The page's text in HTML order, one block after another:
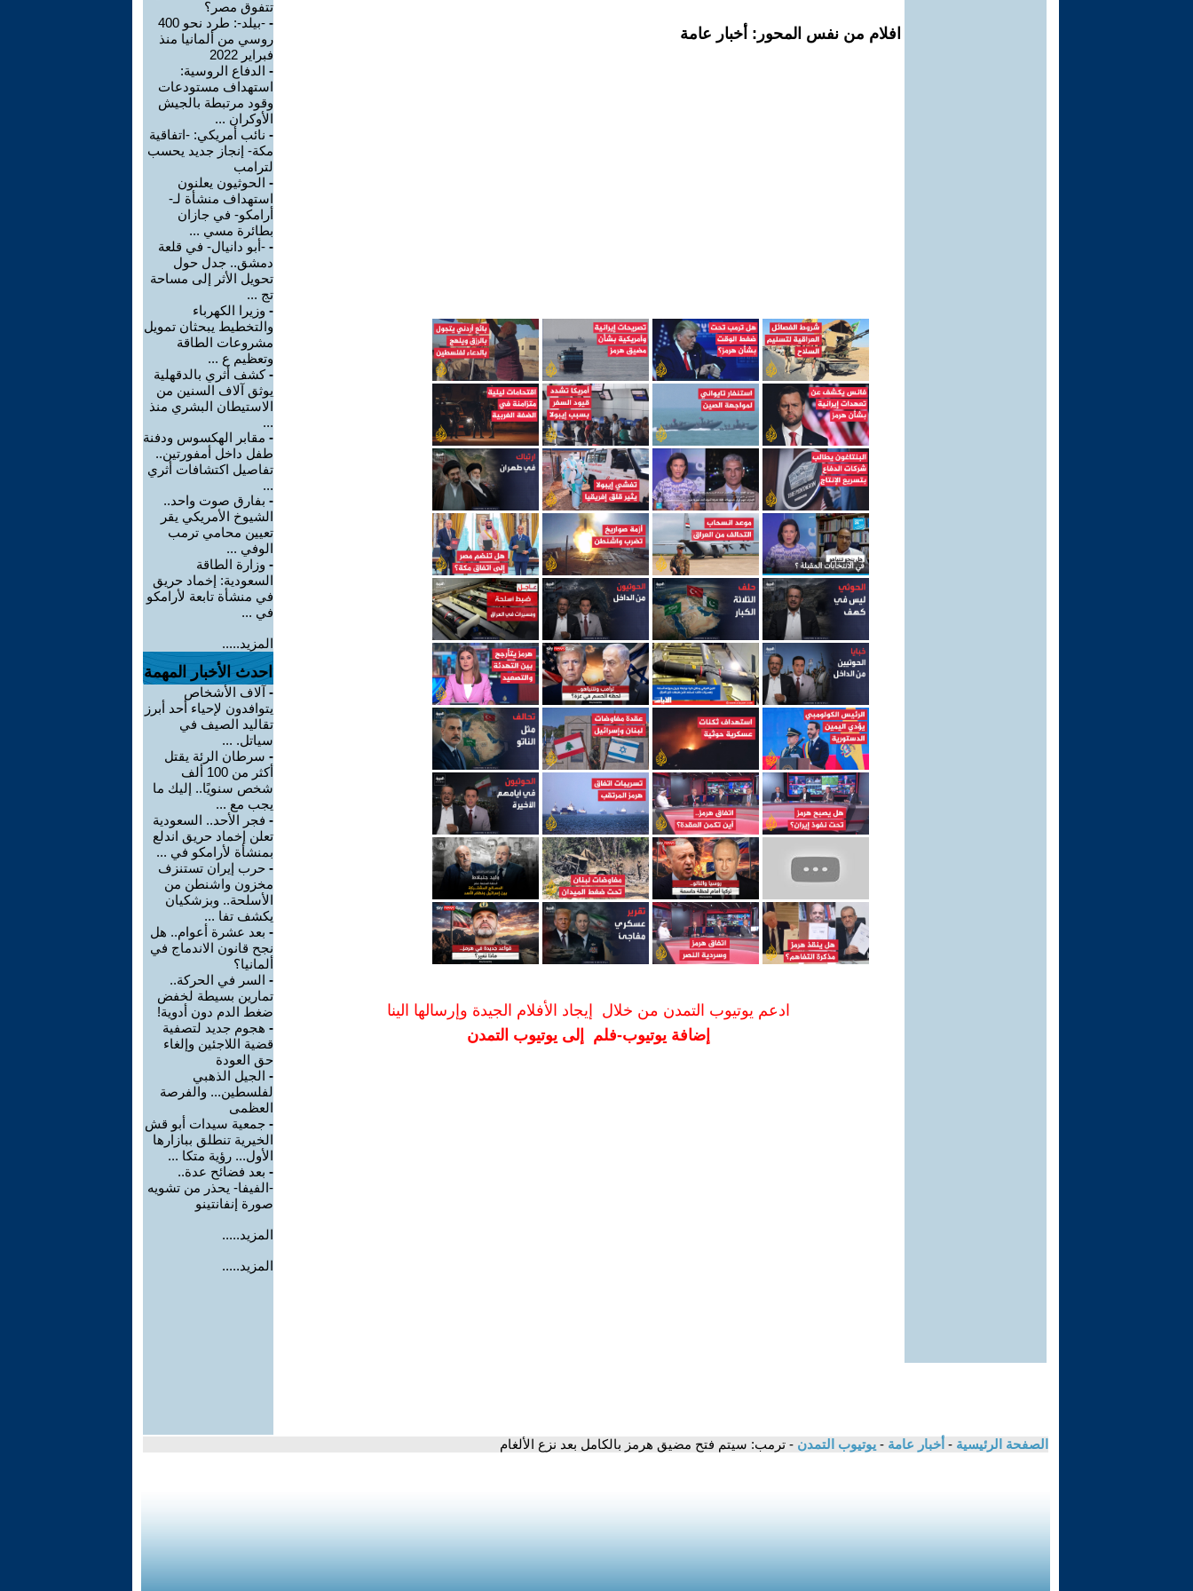
افلام من نفس المحور: أخبار عامة
ادعم يوتيوب التمدن من خلال إيجاد الأفلام الجيدة وإرسالها الينا
إضافة يوتيوب-فلم إلى يوتيوب التمدن
تتفوق مصر؟
-
-بيلد-: طرد نحو 400
روسي من ألمانيا منذ
فبراير 2022
- الدفاع الروسية:
استهداف مستودعات
وقود مرتبطة بالجيش
الأوكران ...
- نائب أمريكي: -اتفاقية
مكة- إنجاز جديد يحسب
لترامب
- الحوثيون يعلنون
استهداف منشأة لـ-
أرامكو- في جازان
بطائرة مسي ...
- -أبو دانيال- في قلعة
دمشق.. جدل حول
تحويل الأثر إلى مساحة
تج ...
- وزيرا الكهرباء
والتخطيط يبحثان تمويل
مشروعات الطاقة
وتعظيم ع ...
-كشف أثري بالدقهلية
يوثق آلاف السنين من
الاستيطان البشري منذ
...
- مقابر الهكسوس ودفنة
طفل داخل أمفورتين..
تفاصيل اكتشافات أثري
...
- بفارق صوت واحد..
الشيوخ الأمريكي يقر
تعيين محامي ترمب
الوفي ...
- وزارة الطاقة
السعودية: إخماد حريق
في منشأة تابعة لأرامكو
في ...
المزيد.....
احدث الأخبار المهمة
- آلاف الأشخاص
يتوافدون لإحياء أحد أبرز
تقاليد الصيف في
سياتل. ...
- سرطان الرئة يقتل
أكثر من 100 ألف
شخص سنويًا.. إليك ما
يجب مع ...
- فجر الأحد.. السعودية
تعلن إخماد حريق اندلع
بمنشأة لأرامكو في ...
- حرب إيران تستنزف
مخزون واشنطن من
الأسلحة.. وبزشكيان
يكشف تفا ...
- بعد عشرة أعوام.. هل
نجح قانون الاندماج في
ألمانيا؟
- السر في الحركة..
تمارين بسيطة لخفض
ضغط الدم دون أدوية!
- هجوم جديد لتصفية
قضية اللاجئين وإلغاء
حق العودة
- الجيل الذهبي
لفلسطين... والفرصة
العظمى
- جمعية سيدات أبو قش
الخيرية تنطلق ببازارها
الأول... رؤية متكا ...
- بعد فضائح عدة..
-الفيفا- يحذر من تشويه
صورة إنفانتينو
المزيد.....
المزيد.....
الصفحة الرئيسية - أخبار عامة - يوتيوب التمدن - ترمب: سيتم فتح مضيق هرمز بالكامل بعد نزع الألغام